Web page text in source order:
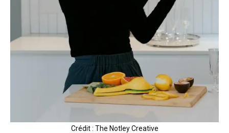
Crédit : The Notley Creative